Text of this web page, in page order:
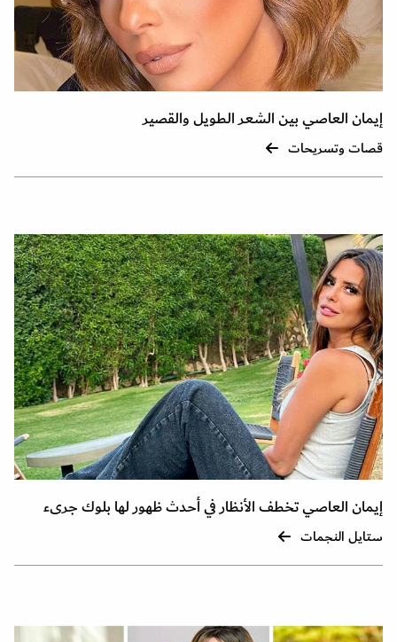
إيمان العاصي بين الشعر الطويل والقصير
قصات وتسريحات
إيمان العاصي تخطف الأنظار في أحدث ظهور لها بلوك جرىء
ستايل النجمات